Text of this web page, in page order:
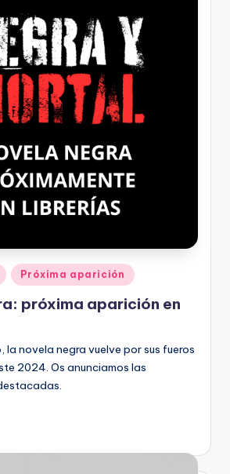
Próxima aparición
próxima aparición en
la novela negra vuelve por sus fueros
2024. Os anunciamos las